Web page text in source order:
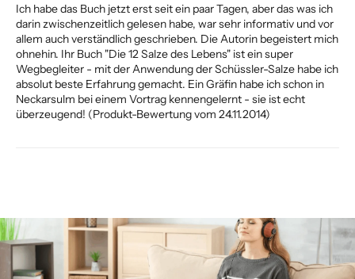
Ich habe das Buch jetzt erst seit ein paar Tagen, aber das was ich
darin zwischenzeitlich gelesen habe, war sehr informativ und vor
allem auch verständlich geschrieben. Die Autorin begeistert mich
ohnehin. Ihr Buch "Die 12 Salze des Lebens" ist ein super
Wegbegleiter - mit der Anwendung der Schüssler-Salze habe ich
absolut beste Erfahrung gemacht. Ein Gräfin habe ich schon in
Neckarsulm bei einem Vortrag kennengelernt - sie ist echt
überzeugend! (Produkt-Bewertung vom 24.11.2014)